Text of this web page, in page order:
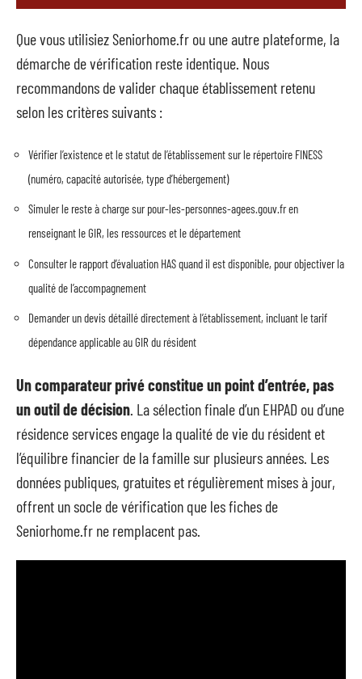
Que vous utilisiez Seniorhome.fr ou une autre plateforme, la
démarche de vérification reste identique. Nous
recommandons de valider chaque établissement retenu
selon les critères suivants :
Vérifier l’existence et le statut de l’établissement sur le répertoire FINESS
(numéro, capacité autorisée, type d’hébergement)
Simuler le reste à charge sur pour-les-personnes-agees.gouv.fr en
renseignant le GIR, les ressources et le département
Consulter le rapport d’évaluation HAS quand il est disponible, pour objectiver la
qualité de l’accompagnement
Demander un devis détaillé directement à l’établissement, incluant le tarif
dépendance applicable au GIR du résident
Un comparateur privé constitue un point d’entrée, pas
un outil de décision . La sélection finale d’un EHPAD ou d’une
résidence services engage la qualité de vie du résident et
l’équilibre financier de la famille sur plusieurs années. Les
données publiques, gratuites et régulièrement mises à jour,
offrent un socle de vérification que les fiches de
Seniorhome.fr ne remplacent pas.